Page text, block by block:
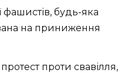
фашистів, будь-яка
на приниження
протест проти свавілля,